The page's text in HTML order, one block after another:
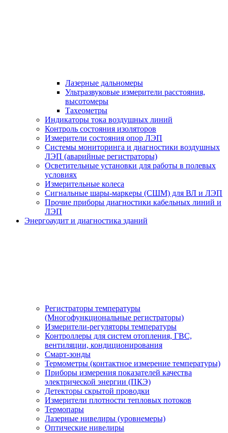
Лазерные дальномеры
Ультразвуковые измерители расстояния,
высотомеры
Тахеометры
Индикаторы тока воздушных линий
Контроль состояния изоляторов
Измерители состояния опор ЛЭП
Системы мониторинга и диагностики воздушных
ЛЭП (аварийные регистраторы)
Осветительные установки для работы в полевых
условиях
Измерительные колеса
Сигнальные шары-маркеры (СШМ) для ВЛ и ЛЭП
Прочие приборы диагностики кабельных линий и
ЛЭП
Энергоаудит и диагностика зданий
Регистраторы температуры
(Многофункциональные регистраторы)
Измерители-регуляторы температуры
Контроллеры для систем отопления, ГВС,
вентиляции, кондиционирования
Смарт-зонды
Термометры (контактное измерение температуры)
Приборы измерения показателей качества
электрической энергии (ПКЭ)
Детекторы скрытой проводки
Измерители плотности тепловых потоков
Термопары
Лазерные нивелиры (уровнемеры)
Оптические нивелиры